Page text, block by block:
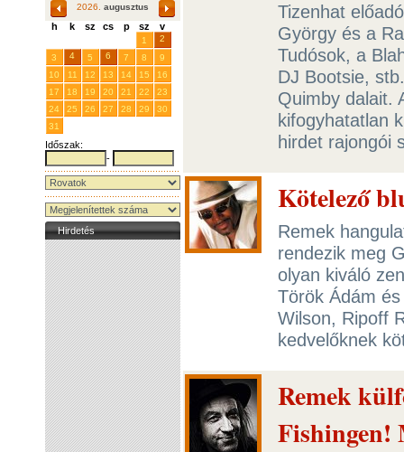
2026. augusztus
h k sz cs p sz v
1
2
3
4 5 6 7 8
9
10
11 12 13 14 15
16
17
18 19 20 21 22
23
24
25 26 27 28 29
30
31
Időszak:
-
Hirdetés
Tizenhat
György és a
Tudósok, a
DJ Bootsie,
Quimby dalait.
kifogyhatatlan
hirdet rajongói
Kötelező
Remek
rendezik meg
olyan kiváló
Török Ádám
Wilson, Ripoff
kedvelőknek
Remek